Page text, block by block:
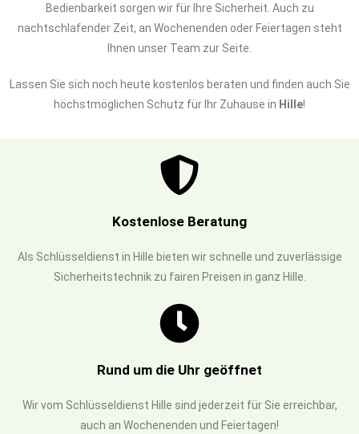
Bedienbarkeit sorgen wir für Ihre Sicherheit. Auch zu
nachtschlafender Zeit, an Wochenenden oder Feiertagen steht
Ihnen unser Team zur Seite.
Lassen Sie sich noch heute kostenlos beraten und finden auch Sie
höchstmöglichen Schutz für Ihr Zuhause in Hille!
Kostenlose Beratung
Als Schlüsseldienst in Hille bieten wir schnelle und zuverlässige
Sicherheitstechnik zu fairen Preisen in ganz Hille.
Rund um die Uhr geöffnet
Wir vom Schlüsseldienst Hille sind jederzeit für Sie erreichbar,
auch an Wochenenden und Feiertagen!